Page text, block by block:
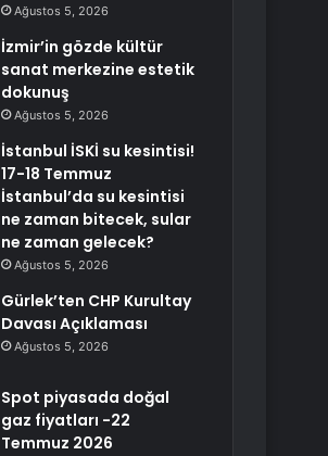
Ağustos 5, 2026
İzmir’in gözde kültür
sanat merkezine estetik
dokunuş
Ağustos 5, 2026
İstanbul İSKİ su kesintisi!
17-18 Temmuz
İstanbul’da su kesintisi
ne zaman bitecek, sular
ne zaman gelecek?
Ağustos 5, 2026
Gürlek’ten CHP Kurultay
Davası Açıklaması
Ağustos 5, 2026
Spot piyasada doğal
gaz fiyatları -22
Temmuz 2026